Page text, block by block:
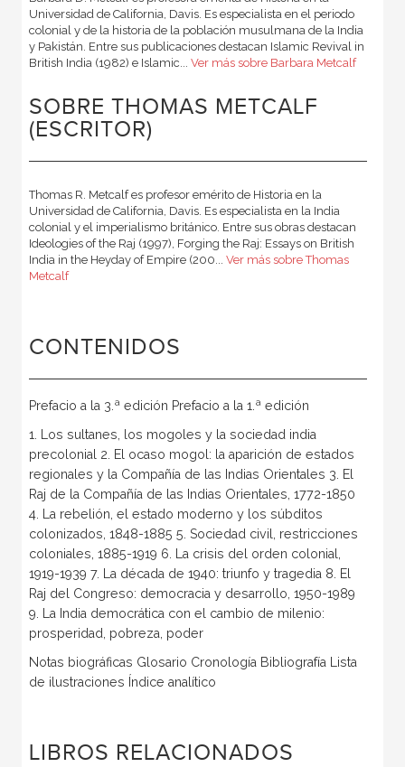
Universidad de California, Davis. Es especialista en el periodo
colonial y de la historia de la población musulmana de la India
y Pakistán. Entre sus publicaciones destacan Islamic Revival in
British India (1982) e Islamic... Ver más sobre Barbara Metcalf
SOBRE THOMAS METCALF
(ESCRITOR)
Thomas R. Metcalf es profesor emérito de Historia en la
Universidad de California, Davis. Es especialista en la India
colonial y el imperialismo británico. Entre sus obras destacan
Ideologies of the Raj (1997), Forging the Raj: Essays on British
India in the Heyday of Empire (200... Ver más sobre Thomas
Metcalf
CONTENIDOS
Prefacio a la 3.ª edición Prefacio a la 1.ª edición
1. Los sultanes, los mogoles y la sociedad india
precolonial 2. El ocaso mogol: la aparición de estados
regionales y la Compañía de las Indias Orientales 3. El
Raj de la Compañía de las Indias Orientales, 1772-1850
4. La rebelión, el estado moderno y los súbditos
colonizados, 1848-1885 5. Sociedad civil, restricciones
coloniales, 1885-1919 6. La crisis del orden colonial,
1919-1939 7. La década de 1940: triunfo y tragedia 8. El
Raj del Congreso: democracia y desarrollo, 1950-1989
9. La India democrática con el cambio de milenio:
prosperidad, pobreza, poder
Notas biográficas Glosario Cronología Bibliografía Lista
de ilustraciones Índice analítico
LIBROS RELACIONADOS